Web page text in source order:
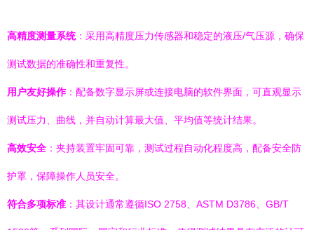
高精度测量系统：采用高精度压力传感器和稳定的液压/气压源，确保
测试数据的准确性和重复性。
用户友好操作：配备数字显示屏或连接电脑的软件界面，可直观显示
测试压力、曲线，并自动计算最大值、平均值等统计结果。
高效安全 ：夹持装置牢固可靠，测试过程自动化程度高，配备安全防
护罩，保障操作人员安全。
符合多项标准 ：其设计通常遵循ISO 2758、ASTM D3786、GB/T